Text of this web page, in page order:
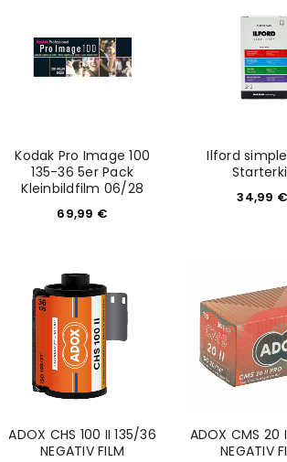
Ein Link zum Erstellen
NEWSLETTER
Please select all the
Ja, ich möchte ein
Datenschutzerklärung. *
REGISTRIEREN
Kodak Pro Image 100
135-36 5er Pack
Kleinbildfilm 06/28
69,99 €
Ilford
34,99 €
ADOX CHS 100 II 135/36
NEGATIV FILM
ADOX CMS 20
NEGATIV